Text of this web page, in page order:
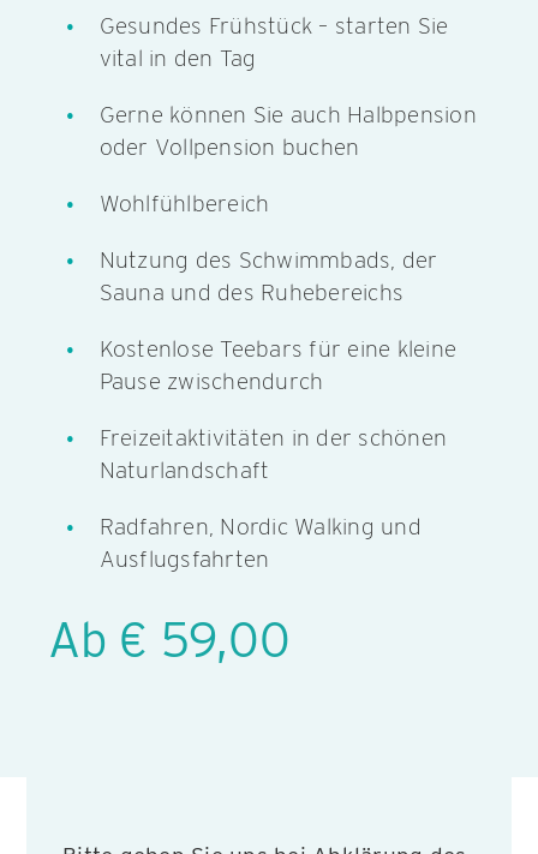
Gesundes Frühstück – starten Sie
vital in den Tag
Gerne können Sie auch Halbpension
oder Vollpension buchen
Wohlfühlbereich
Nutzung des Schwimmbads, der
Sauna und des Ruhebereichs
Kostenlose Teebars für eine kleine
Pause zwischendurch
Freizeitaktivitäten in der schönen
Naturlandschaft
Radfahren, Nordic Walking und
Ausflugsfahrten
Ab € 59,00